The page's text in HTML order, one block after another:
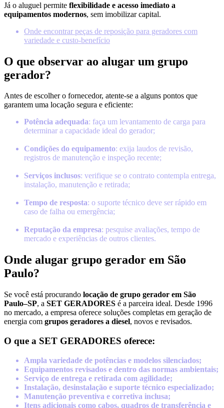
Já o aluguel permite flexibilidade e acesso imediato a
equipamentos modernos, sem imobilizar capital.
Onde encontrar peças de reposição para geradores com
variedade e custo-benefício
O que observar ao alugar um grupo
gerador?
Antes de escolher o fornecedor, atente-se a alguns pontos que
garantem uma locação segura e eficiente:
Potência adequada: faça um levantamento de carga para
determinar a capacidade ideal do gerador;
Condições do equipamento: exija laudos de revisão,
registros de manutenção e inspeção recente;
Serviços inclusos: verifique se o contrato contempla entrega,
instalação, manutenção e retirada;
Tempo de resposta: o suporte técnico deve ser rápido em
caso de falha ou emergência;
Reputação da empresa: pesquise avaliações, tempo de
mercado e experiências de outros clientes.
Onde alugar grupo gerador em São
Paulo?
Se você está procurando locação de grupo gerador em São
Paulo–SP, a SET GERADORES é a parceira ideal. Desde 1996
no mercado, a empresa oferece soluções completas em geração de
energia com grupos geradores a diesel, novos e revisados.
O que a SET GERADORES oferece:
Ampla variedade de potências e modelos silenciados;
Equipamentos revisados e dentro das normas ambientais;
Serviço de entrega e retirada com agilidade;
Instalação, desinstalação e suporte técnico especializado;
Manutenção preventiva e corretiva inclusa;
Itens adicionais como cabos, quadros de transferência e